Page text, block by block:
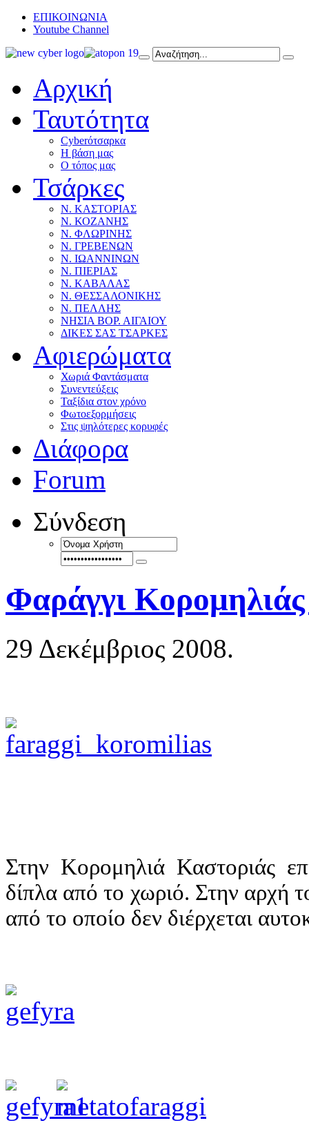
ΕΠΙΚΟΙΝΩΝΙΑ
Youtube Channel
Αρχική
Ταυτότητα
Cyberότσαρκα
Η βάση μας
Ο τόπος μας
Τσάρκες
Ν. ΚΑΣΤΟΡΙΑΣ
Ν. ΚΟΖΑΝΗΣ
Ν. ΦΛΩΡΙΝΗΣ
Ν. ΓΡΕΒΕΝΩΝ
Ν. ΙΩΑΝΝΙΝΩΝ
Ν. ΠΙΕΡΙΑΣ
Ν. ΚΑΒΑΛΑΣ
Ν. ΘΕΣΣΑΛΟΝΙΚΗΣ
Ν. ΠΕΛΛΗΣ
ΝΗΣΙΑ ΒΟΡ. ΑΙΓΑΙΟΥ
ΔΙΚΕΣ ΣΑΣ ΤΣΑΡΚΕΣ
Αφιερώματα
Χωριά Φαντάσματα
Συνεντεύξεις
Ταξίδια στον χρόνο
Φωτοεξορμήσεις
Στις ψηλότερες κορυφές
Διάφορα
Forum
Σύνδεση
Φαράγγι
29 Δεκέμβριος 2008.
Στην Κορομηλιά Καστοριάς
δίπλα από το χωριό. Στην αρχή
από το οποίο δεν διέρχεται